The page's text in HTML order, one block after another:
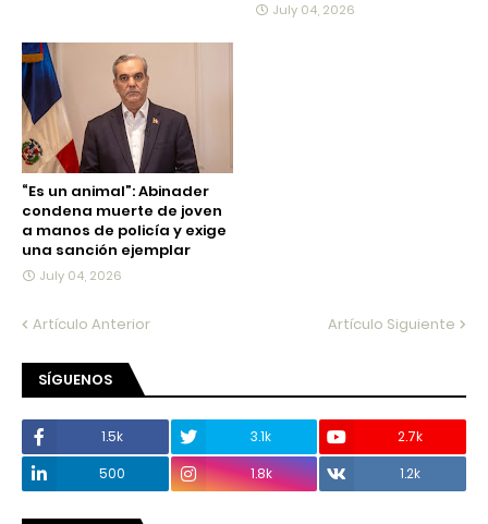
July 04, 2026
“Es un animal”: Abinader
condena muerte de joven
a manos de policía y exige
una sanción ejemplar
July 04, 2026
Artículo Anterior Artículo Siguiente
SÍGUENOS
1.5k 3.1k
2.7k
500
1.8k 1.2k